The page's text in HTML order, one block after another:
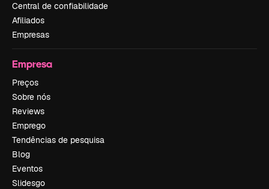
Central de confiabilidade
Afiliados
Empresas
Empresa
Preços
Sobre nós
Reviews
Emprego
Tendências de pesquisa
Blog
Eventos
Slidesgo